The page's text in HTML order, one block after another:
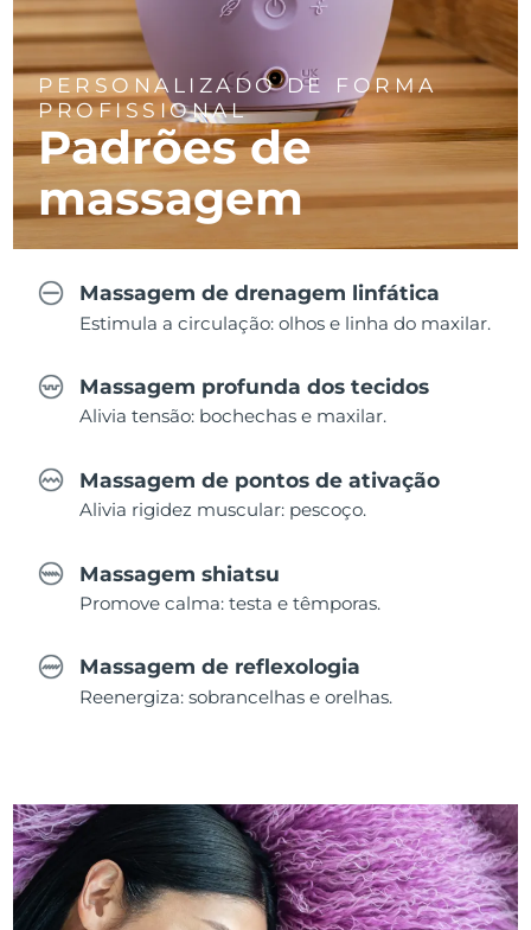
PERSONALIZADO DE FORMA
PROFISSIONAL
Padrões de
massagem
Massagem de drenagem linfática
Estimula a circulação: olhos e linha do maxilar.
Massagem profunda dos tecidos
Alivia tensão: bochechas e maxilar.
Massagem de pontos de ativação
Alivia rigidez muscular: pescoço.
Massagem shiatsu
Promove calma: testa e têmporas.
Massagem de reflexologia
Reenergiza: sobrancelhas e orelhas.